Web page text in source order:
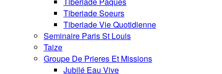
Tiberiade Soeurs
Tiberiade Vie Quotidienne
Seminaire Paris St Louis
Taize
Groupe De Prieres Et Missions
Jubilé Eau Vive